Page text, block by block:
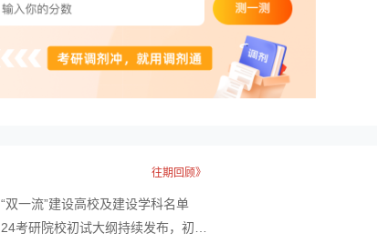
往期回顾》
“双一流”建设高校及建设学科名单